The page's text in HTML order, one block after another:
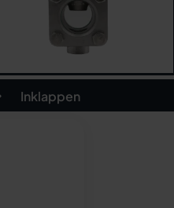
Inklappen